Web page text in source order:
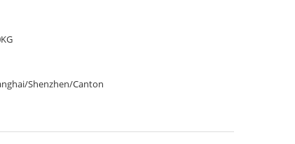
Shenzhen/Canton